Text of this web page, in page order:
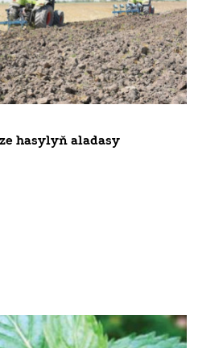
hasylyň aladasy